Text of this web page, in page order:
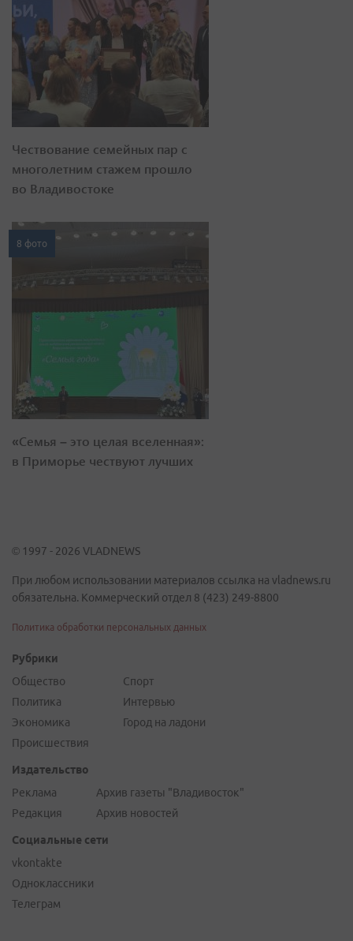
Чествование семейных пар с
многолетним стажем прошло
во Владивостоке
8 фото
«Семья – это целая вселенная»:
в Приморье чествуют лучших
© 1997 - 2026 VLADNEWS
При любом использовании материалов ссылка на vladnews.ru
обязательна. Коммерческий отдел 8 (423) 249-8800
Политика обработки персональных данных
Рубрики
Общество
Политика
Экономика
Происшествия
Спорт
Интервью
Город на ладони
Издательство
Реклама
Редакция
Архив газеты "Владивосток"
Архив новостей
Социальные сети
vkontakte
Одноклассники
Телеграм